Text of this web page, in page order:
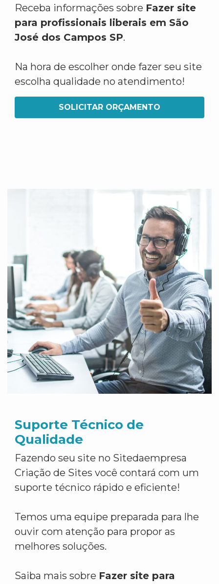
Receba informações sobre Fazer site
para profissionais liberais em São
José dos Campos SP.
Na hora de escolher onde fazer seu site
escolha qualidade no atendimento!
SOLICITAR ORÇAMENTO
Suporte Técnico de
Qualidade
Fazendo seu site no Sitedaempresa
Criação de Sites você contará com um
suporte técnico rápido e eficiente!
Temos uma equipe preparada para lhe
ouvir com atenção para propor as
melhores soluções.
Saiba mais sobre Fazer site para